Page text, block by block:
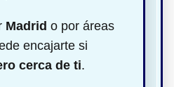
Madrid o por áreas
encajarte si
cerca de ti.